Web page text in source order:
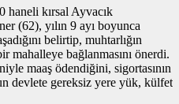
haneli kırsal Ayvacık
(62), yılın 9 ayı boyunca
belirtip, muhtarlığın
mahalleye bağlanmasını önerdi.
maaş ödendiğini, sigortasının
devlete gereksiz yere yük, külfet